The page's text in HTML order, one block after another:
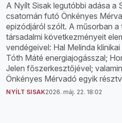
A Nyílt Sisak legutóbbi adása a
csatornán futó Önkényes
epizódjáról szólt. A műsorban a
társadalmi következményeit
vendégeivel: Hal Melinda
Tóth Máté energiajogásszal;
Jelen főszerkesztőjével;
Önkényes Mérvadó egyik
NYÍLT SISAK2026. máj. 22. 18:02